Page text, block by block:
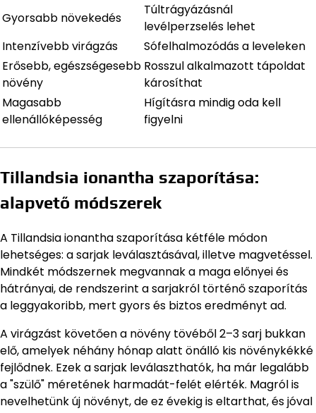
Gyorsabb növekedés
Túltrágyázásnál
levélperzselés lehet
Intenzívebb virágzás
Sófelhalmozódás a leveleken
Erősebb, egészségesebb
növény
Rosszul alkalmazott tápoldat
károsíthat
Magasabb
ellenállóképesség
Hígításra mindig oda kell
figyelni
Tillandsia ionantha szaporítása:
alapvető módszerek
A Tillandsia ionantha szaporítása kétféle módon
lehetséges: a sarjak leválasztásával, illetve magvetéssel.
Mindkét módszernek megvannak a maga előnyei és
hátrányai, de rendszerint a sarjakról történő szaporítás
a leggyakoribb, mert gyors és biztos eredményt ad.
A virágzást követően a növény tövéből 2–3 sarj bukkan
elő, amelyek néhány hónap alatt önálló kis növénykékké
fejlődnek. Ezek a sarjak leválaszthatók, ha már legalább
a "szülő" méretének harmadát-felét elérték. Magról is
nevelhetünk új növényt, de ez évekig is eltarthat, és jóval